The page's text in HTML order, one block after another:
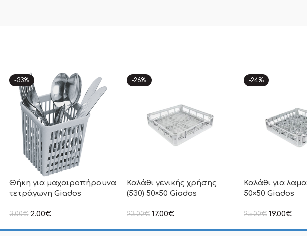
-33%
Θήκη για μαχαιροπήρουνα
τετράγωνη Giados
3.00€ 2.00€
συμπεριλαμβάνεται Φ.Π.Α
-26%
Καλάθι γενικής χρήσης
(530) 50×50 Giados
23.00€ 17.00€
συμπεριλαμβάνεται Φ.Π.Α
-24%
Καλάθι για
50×50 Giados
25.00€ 19.00€